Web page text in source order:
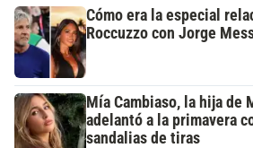
Cómo era la especial
Roccuzzo con Jorge
Mía Cambiaso, la hija de
adelantó a la primavera
sandalias de tiras